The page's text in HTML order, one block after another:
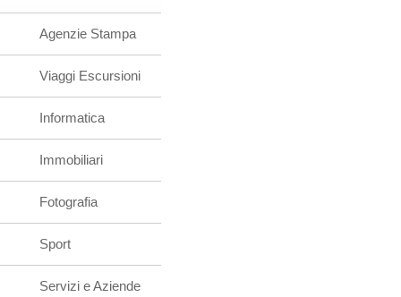
Agenzie Stampa
Viaggi Escursioni
Informatica
Immobiliari
Fotografia
Sport
Servizi e Aziende